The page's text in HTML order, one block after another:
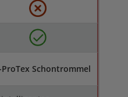
ProTex Schontrommel